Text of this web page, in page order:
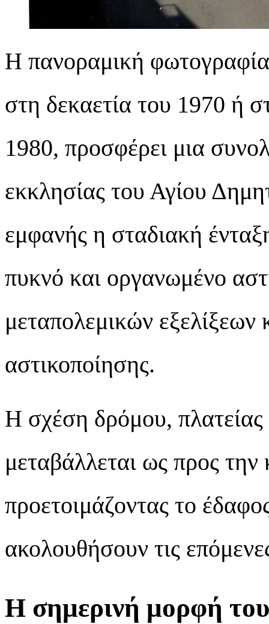
Η πανοραμική
στη δεκαετία του 1970 ή
1980, προσφέρει μια
εκκλησίας του Αγίου
εμφανής η σταδιακή
πυκνό και οργανωμένο
μεταπολεμικών εξελίξεων
αστικοποίησης.
Η σχέση δρόμου, πλατείας
μεταβάλλεται ως προς την
προετοιμάζοντας το
ακολουθήσουν τις
Η σημερινή μορφή